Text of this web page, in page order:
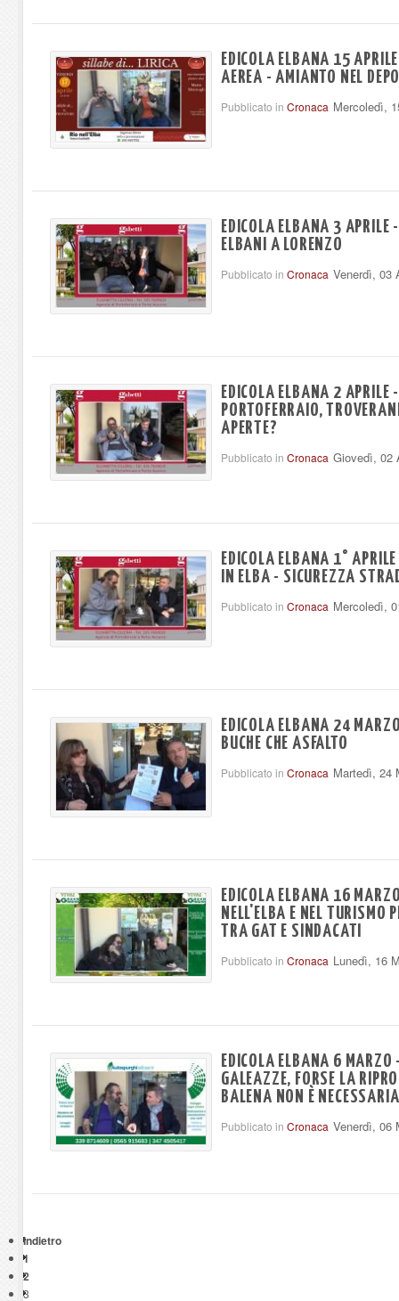
EDICOLA ELBANA 15
AEREA - AMIANTO NEL
Pubblicato in Cronaca Mercoledì,
EDICOLA ELBANA 3 APRILE
ELBANI A LORENZO
Pubblicato in Cronaca Venerdì, 03
EDICOLA ELBANA 2 APRILE
PORTOFERRAIO,
APERTE?
Pubblicato in Cronaca Giovedì, 02
EDICOLA ELBANA 1°
IN ELBA - SICUREZZA
Pubblicato in Cronaca Mercoledì,
EDICOLA ELBANA 24
BUCHE CHE ASFALTO
Pubblicato in Cronaca Martedì, 24
EDICOLA ELBANA 16
NELL'ELBA E NEL TURISMO
TRA GAT E SINDACATI
Pubblicato in Cronaca Lunedì, 16
EDICOLA ELBANA 6 MARZO
GALEAZZE, FORSE LA
BALENA NON È NECESSARIA
Pubblicato in Cronaca Venerdì, 06
Indietro
1
2
3